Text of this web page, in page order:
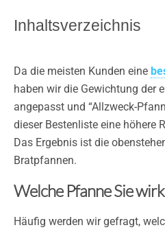
Inhaltsverzeichnis
Da die meisten Kunden eine
haben wir die Gewichtung der
angepasst und “Allzweck-
dieser Bestenliste eine höhere
Das Ergebnis ist die
Bratpfannen.
Welche Pfanne Sie
Häufig werden wir gefragt,